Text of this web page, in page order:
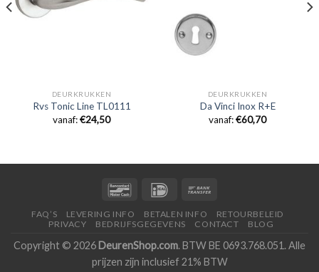
DEURKRUKKEN
Rvs Tonic Line TL0111
vanaf:€24,50
DEURKRUKKEN
Da Vinci Inox R+E
vanaf:€60,70
FAQ’S LEVERING INFO BETALEN INFO
RETOURBELEID
PRIVACY
BEDRIJFSGEGEVENS CONTACT BLOG
Copyright © 2026 DeurenShop.com. BTW BE 0693.768.051. Alle
prijzen zijn inclusief 21% BTW